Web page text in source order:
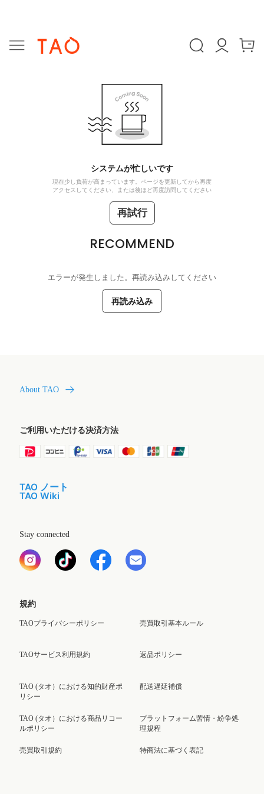
システムが忙しいです
現在少し負荷が高まっています。ページを更新してから再度
アクセスしてください、または後ほど再度訪問してください
再試行
RECOMMEND
エラーが発生しました。再読み込みしてください
再読み込み
About TAO
ご利用いただける決済方法
TAO ノート
TAO Wiki
Stay connected
規約
TAOプライバシーポリシー
TAOサービス利用規約
TAO (タオ）における知的財産ポ
リシー
TAO (タオ）における商品リコー
ルポリシー
売買取引規約
売買取引基本ルール
返品ポリシー
配送遅延補償
プラットフォーム苦情・紛争処
理規程
特商法に基づく表記